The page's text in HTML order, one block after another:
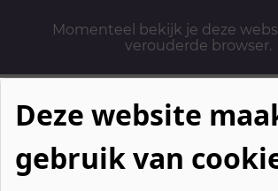
Momenteel bekijk je deze
verouderde browser.
Mbo-opleidingen
Deze website
gebruik van